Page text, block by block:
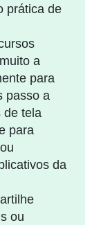
prática de
a
para
passo a
de tela
para
da
ou